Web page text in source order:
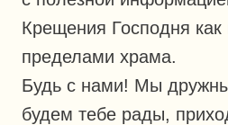
Крещения Господня как
пределами храма.
Будь с нами! Мы
будем тебе рады,